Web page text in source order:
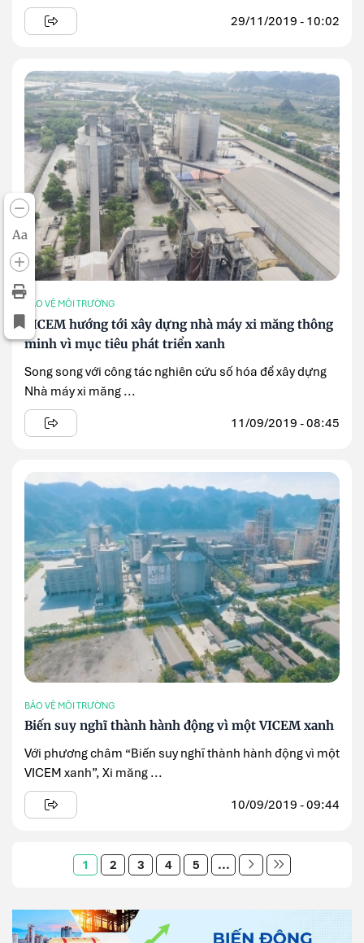
Aa
29/11/2019 - 10:02
BẢO VỆ MÔI TRƯỜNG
VICEM hướng tới xây dựng nhà máy xi măng thông
minh vì mục tiêu phát triển xanh
Song song với công tác nghiên cứu số hóa để xây dựng
Nhà máy xi măng ...
11/09/2019 - 08:45
BẢO VỆ MÔI TRƯỜNG
Biến suy nghĩ thành hành động vì một VICEM xanh
Với phương châm “Biến suy nghĩ thành hành động vì một
VICEM xanh”, Xi măng ...
10/09/2019 - 09:44
1 2 3 4 5 ...